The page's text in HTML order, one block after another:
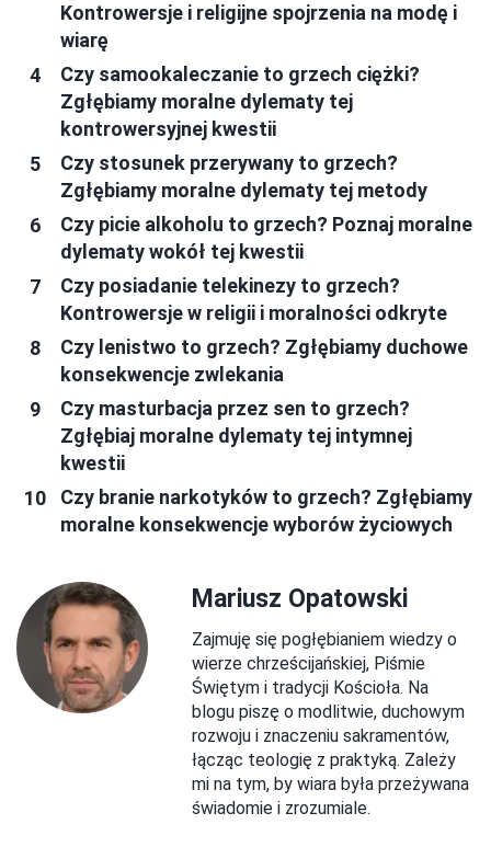
Kontrowersje i religijne spojrzenia na modę i
wiarę
Czy samookaleczanie to grzech ciężki?
Zgłębiamy moralne dylematy tej
kontrowersyjnej kwestii
Czy stosunek przerywany to grzech?
Zgłębiamy moralne dylematy tej metody
Czy picie alkoholu to grzech? Poznaj moralne
dylematy wokół tej kwestii
Czy posiadanie telekinezy to grzech?
Kontrowersje w religii i moralności odkryte
Czy lenistwo to grzech? Zgłębiamy duchowe
konsekwencje zwlekania
Czy masturbacja przez sen to grzech?
Zgłębiaj moralne dylematy tej intymnej
kwestii
Czy branie narkotyków to grzech? Zgłębiamy
moralne konsekwencje wyborów życiowych
Mariusz Opatowski
Zajmuję się pogłębianiem wiedzy o
wierze chrześcijańskiej, Piśmie
Świętym i tradycji Kościoła. Na
blogu piszę o modlitwie, duchowym
rozwoju i znaczeniu sakramentów,
łącząc teologię z praktyką. Zależy
mi na tym, by wiara była przeżywana
świadomie i zrozumiale.